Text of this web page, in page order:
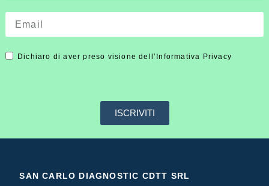
Dichiaro di aver preso visione dell’Informativa Privacy
ISCRIVITI
SAN CARLO DIAGNOSTIC CDTT SRL